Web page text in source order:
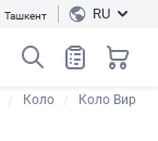
Ташкент RU
Коло Коло Вир